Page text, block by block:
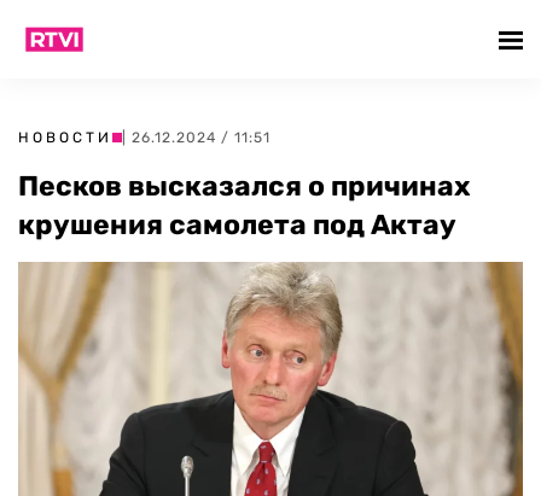
НОВОСТИ | 26.12.2024 / 11:51
Песков высказался о причинах
крушения самолета под Актау